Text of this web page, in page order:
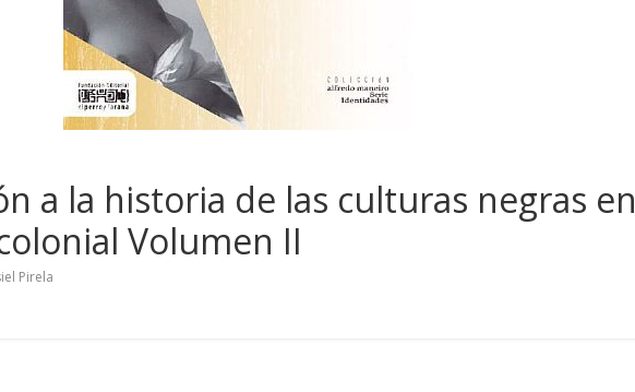
a la historia de las culturas negras en
Volumen II
Pirela